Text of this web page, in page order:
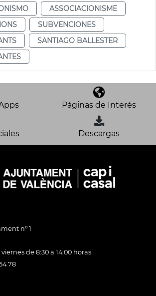
ASSOCIACIONISME
SUBVENCIONES
SANTIAGO BALLESTER
Páginas de Interés
Descargas
nº 1
de 8:30 a 14:00 horas
78